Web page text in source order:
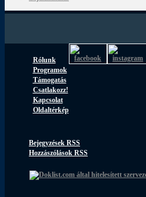
Rólunk
Programok
Támogatás
Csatlakozz!
Kapcsolat
Oldaltérkép
Bejegyzések RSS
Hozzászólások RSS